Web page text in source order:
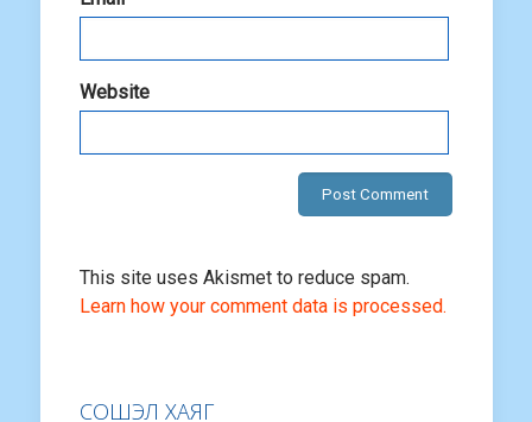
Website
This site uses Akismet to reduce spam.
Learn how your comment data is processed.
СОШЭЛ ХАЯГ